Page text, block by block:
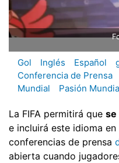
Gol Inglés Español
Conferencia de Prensa
Mundial
Pasión
La FIFA permitirá que se
e incluirá este idioma
conferencias de prensa
abierta cuando